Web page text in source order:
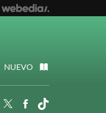
NUEVO
TelegramTwitterFacebook